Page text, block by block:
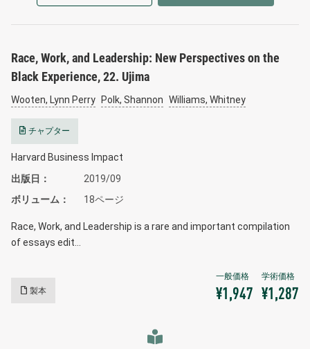
Race, Work, and Leadership: New Perspectives on the
Black Experience, 22. Ujima
Wooten, Lynn Perry Polk, Shannon Williams, Whitney
チャプター
Harvard Business Impact
出版日
2019/09
ボリューム
18ページ
Race, Work, and Leadership is a rare and important compilation
of essays edit…
製本 ¥1,947 ¥1,287